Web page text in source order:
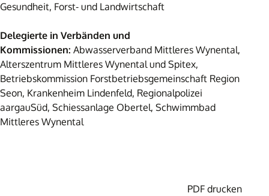
Gesundheit, Forst- und Landwirtschaft
Delegierte in Verbänden und
Kommissionen: Abwasserverband Mittleres Wynental,
Alterszentrum Mittleres Wynental und Spitex,
Betriebskommission Forstbetriebsgemeinschaft Region
Seon, Krankenheim Lindenfeld, Regionalpolizei
aargauSüd, Schiessanlage Obertel, Schwimmbad
Mittleres Wynental
PDF drucken